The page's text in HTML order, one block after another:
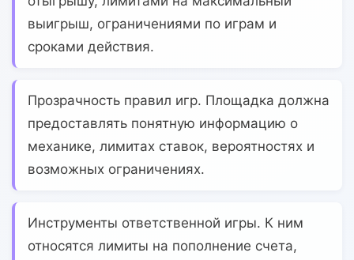
выигрыш, ограничениями по играм и
сроками действия.
Прозрачность правил игр. Площадка должна
предоставлять понятную информацию о
механике, лимитах ставок, вероятностях и
возможных ограничениях.
Инструменты ответственной игры. К ним
относятся лимиты на пополнение счета,